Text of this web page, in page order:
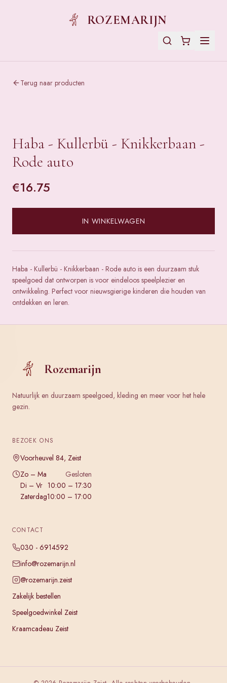
ROZEMARIJN
Terug naar producten
Haba - Kullerbü - Knikkerbaan -
Rode auto
€16.75
IN WINKELWAGEN
Haba - Kullerbü - Knikkerbaan - Rode auto is een duurzaam stuk
speelgoed dat ontworpen is voor eindeloos speelplezier en
ontwikkeling. Perfect voor nieuwsgierige kinderen die houden van
ontdekken en leren.
Rozemarijn
Natuurlijk en duurzaam speelgoed, kleding en meer voor het hele
gezin.
BEZOEK ONS
Voorheuvel 84, Zeist
Zo – Ma
Gesloten
Di – Vr 10:00 – 17:30
Zaterdag10:00 – 17:00
CONTACT
030 - 6914592
info@rozemarijn.nl
@rozemarijn.zeist
Zakelijk bestellen
Speelgoedwinkel Zeist
Kraamcadeau Zeist